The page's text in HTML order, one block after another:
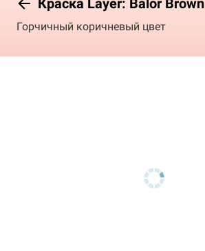
Горчичный коричневый цвет